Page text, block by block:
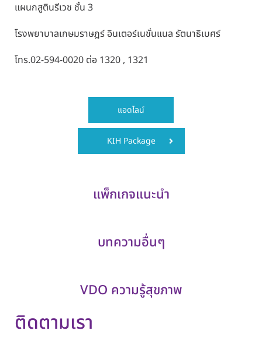
แผนกสูตินรีเวช ชั้น 3
โรงพยาบาลเกษมราษฎร์ อินเตอร์เนชั่นแนล รัตนาธิเบศร์
โทร.02-594-0020 ต่อ 1320 , 1321
แอดไลน์
KIH Package
แพ็กเกจแนะนำ
บทความอื่นๆ
VDO ความรู้สุขภาพ
ติดตามเรา